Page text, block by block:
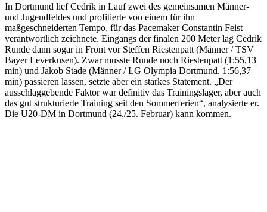
In Dortmund lief Cedrik in Lauf zwei des gemeinsamen Männer-
und Jugendfeldes und profitierte von einem für ihn
maßgeschneiderten Tempo, für das Pacemaker Constantin Feist
verantwortlich zeichnete. Eingangs der finalen 200 Meter lag Cedrik
Runde dann sogar in Front vor Steffen Riestenpatt (Männer / TSV
Bayer Leverkusen). Zwar musste Runde noch Riestenpatt (1:55,13
min) und Jakob Stade (Männer / LG Olympia Dortmund, 1:56,37
min) passieren lassen, setzte aber ein starkes Statement. „Der
ausschlaggebende Faktor war definitiv das Trainingslager, aber auch
das gut strukturierte Training seit den Sommerferien“, analysierte er.
Die U20-DM in Dortmund (24./25. Februar) kann kommen.